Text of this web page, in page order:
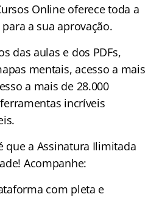
Online oferece toda a
a sua aprovação.
das aulas e dos PDFs,
mentais, acesso a mais
a mais de 28.000
incríveis
que a Assinatura Ilimitada
Acompanhe:
com pleta e